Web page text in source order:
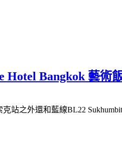
Hotel Bangkok 藝術
站之外還和藍線BL22